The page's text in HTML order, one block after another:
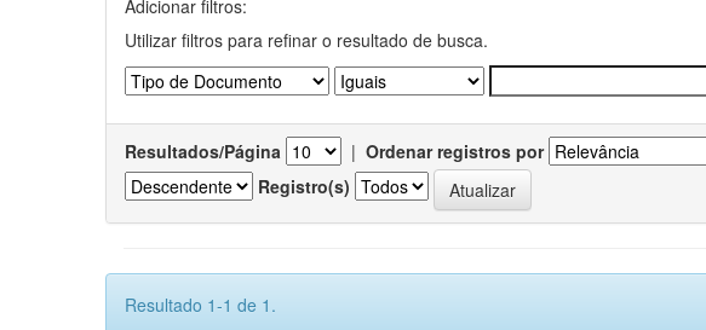
Adicionar filtros:
Utilizar filtros para refinar o resultado de busca.
Resultados/Página | Ordenar registros por
Registro(s)
Resultado 1-1 de 1.